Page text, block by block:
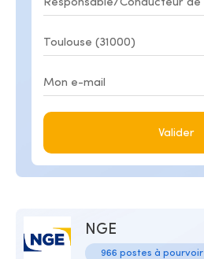
Valider
NGE
966 postes à pourvoir